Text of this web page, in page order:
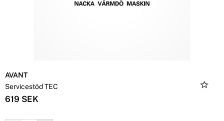
AVANT
Servicestöd TEC
619 SEK